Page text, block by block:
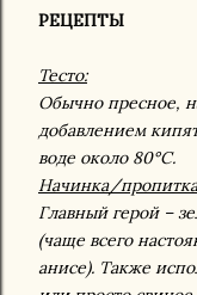
РЕЦЕПТЫ
Тесто:
Обычно пресное,
добавлением
воде около 80°C.
Начинка/
Главный герой –
(чаще всего
анисе). Также